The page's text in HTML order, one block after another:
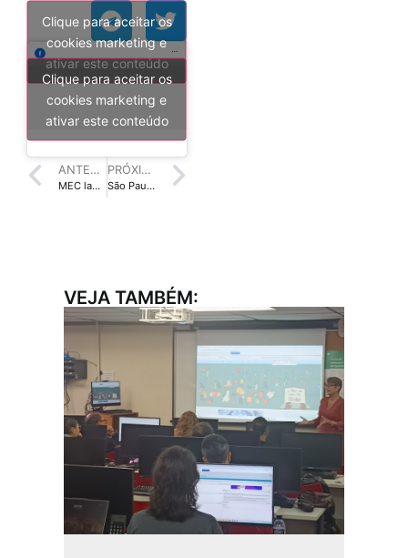
Clique para aceitar os
cookies marketing e
ativar este conteúdo
Clique para aceitar os
cookies marketing e
ativar este conteúdo
ANTERIOR
MEC lança chamada pública para selecionar avaliadores de livros didáticos
PRÓXIMO
São Paulo recebe workshop “Panorama da tecnologia na indústria do livro”
VEJA TAMBÉM: